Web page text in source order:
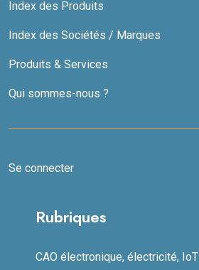
Index des Produits
Index des Sociétés / Marques
Produits & Services
Qui sommes-nous ?
Se connecter
Rubriques
CAO électronique, électricité, IoT